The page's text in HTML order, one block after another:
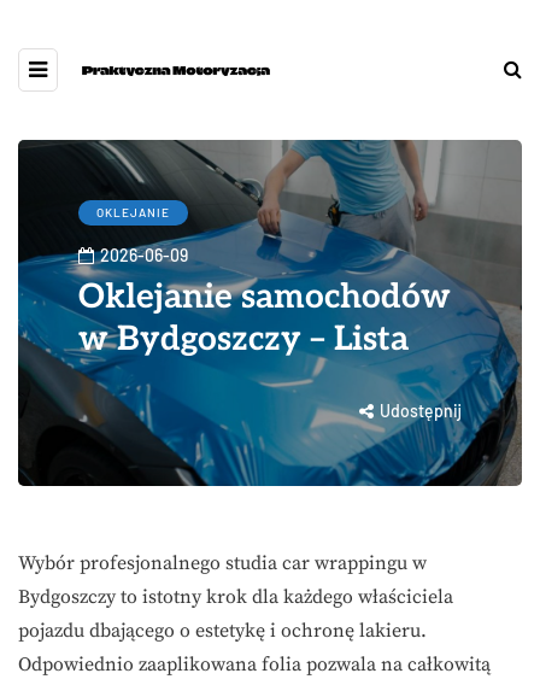
OKLEJANIE
2026-06-09
Oklejanie samochodów
w Bydgoszczy – Lista
Udostępnij
Wybór profesjonalnego studia car wrappingu w
Bydgoszczy to istotny krok dla każdego właściciela
pojazdu dbającego o estetykę i ochronę lakieru.
Odpowiednio zaaplikowana folia pozwala na całkowitą